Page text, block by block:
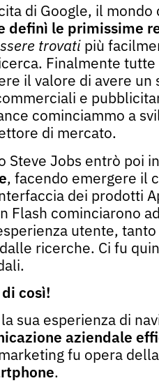
di Google, il
definì le primissime
trovatipiù
Finalmente
il valore di avere
e
cominciammo a
di mercato.
Steve Jobs entrò poi
, facendo emergere il
dei prodotti
Flash cominciarono
utente,
ricerche. Ci fu
così!
sua esperienza di
aziendale
fu opera
.